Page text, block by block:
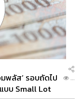
พลัส’ รอบถัดไป
บบ Small Lot
...